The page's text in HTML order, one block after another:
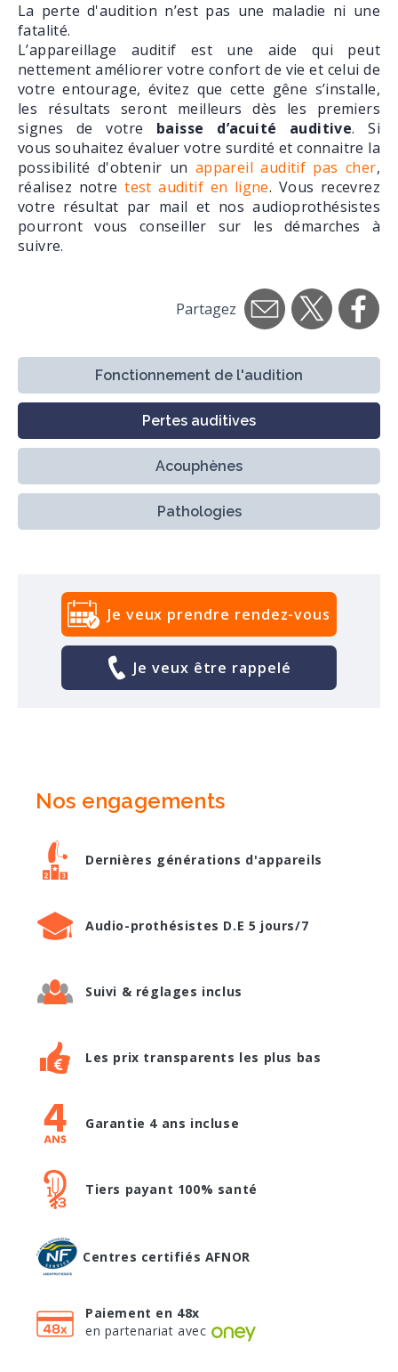
La perte d'audition n’est pas une maladie ni une
fatalité.
L’appareillage auditif est une aide qui peut
nettement améliorer votre confort de vie et celui de
votre entourage, évitez que cette gêne s’installe,
les résultats seront meilleurs dès les premiers
signes de votre baisse d’acuité auditive. Si
vous souhaitez évaluer votre surdité et connaitre la
possibilité d'obtenir un appareil auditif pas cher,
réalisez notretest auditif en ligne. Vous recevrez
votre résultat par mail et nos audioprothésistes
pourront vous conseiller sur les démarches à
suivre.
Partagez
Fonctionnement de l'audition
Pertes auditives
Acouphènes
Pathologies
Je veux prendre rendez-vous
Je veux être rappelé
Nos engagements
Dernières générations d'appareils
Audio-prothésistes D.E 5 jours/7
Suivi & réglages inclus
Les prix transparents les plus bas
Garantie 4 ans incluse
Tiers payant 100% santé
Centres certifiés AFNOR
Paiement en 48x
en partenariat avec